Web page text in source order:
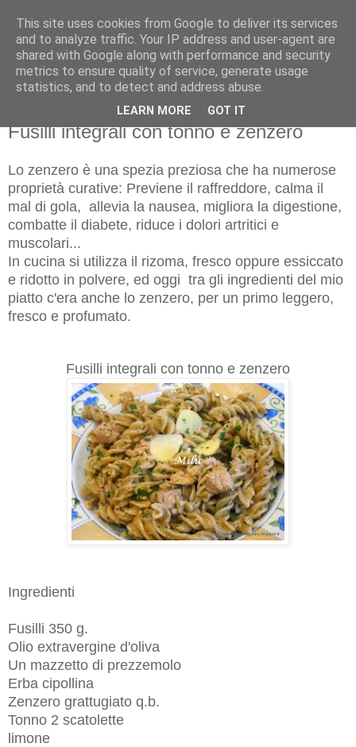
domenica 18 gennaio 2015
Fusilli integrali con tonno e zenzero
Lo zenzero è una spezia preziosa che ha numerose
proprietà curative: Previene il raffreddore, calma il
mal di gola, allevia la nausea, migliora la digestione,
combatte il diabete, riduce i dolori artritici e
muscolari...
In cucina si utilizza il rizoma, fresco oppure essiccato
e ridotto in polvere, ed oggi tra gli ingredienti del mio
piatto c'era anche lo zenzero, per un primo leggero,
fresco e profumato.
Fusilli integrali con tonno e zenzero
Ingredienti
Fusilli 350 g.
Olio extravergine d'oliva
Un mazzetto di prezzemolo
Erba cipollina
Zenzero grattugiato q.b.
Tonno 2 scatolette
limone
This site uses cookies from Google to deliver its services
and to analyze traffic. Your IP address and user-agent are
shared with Google along with performance and security
metrics to ensure quality of service, generate usage
statistics, and to detect and address abuse.
LEARN MORE GOT IT